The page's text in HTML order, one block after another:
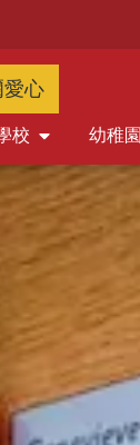
愛心
校 幼稚園